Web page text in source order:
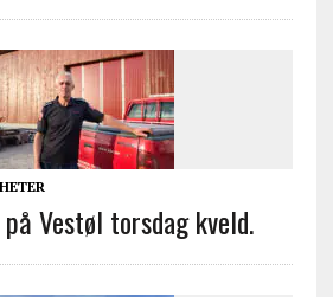
Vestøl torsdag kveld.